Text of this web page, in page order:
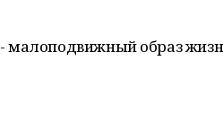
- малоподвижный образ